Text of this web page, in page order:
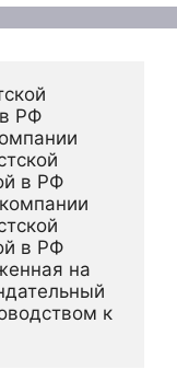
РФ
в РФ
в РФ
на
к